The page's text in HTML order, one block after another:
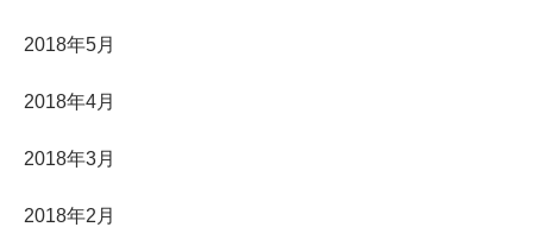
2018年5月
2018年4月
2018年3月
2018年2月